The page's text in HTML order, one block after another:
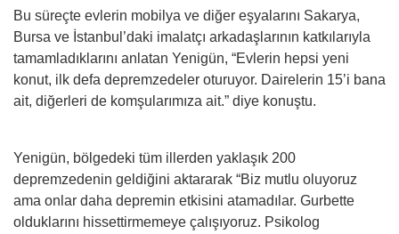
Bu süreçte evlerin mobilya ve diğer eşyalarını Sakarya,
Bursa ve İstanbul’daki imalatçı arkadaşlarının katkılarıyla
tamamladıklarını anlatan Yenigün, “Evlerin hepsi yeni
konut, ilk defa depremzedeler oturuyor. Dairelerin 15’i bana
ait, diğerleri de komşularımıza ait.” diye konuştu.
Yenigün, bölgedeki tüm illerden yaklaşık 200
depremzedenin geldiğini aktararak “Biz mutlu oluyoruz
ama onlar daha depremin etkisini atamadılar. Gurbette
olduklarını hissettirmemeye çalışıyoruz. Psikolog